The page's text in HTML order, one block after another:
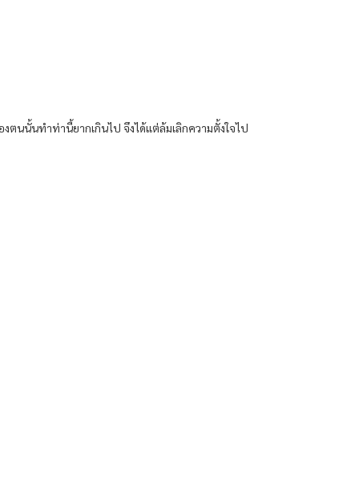
ตนนั้นทำท่านี้ยากเกินไป จึงได้แต่ล้มเลิกความตั้งใจไป